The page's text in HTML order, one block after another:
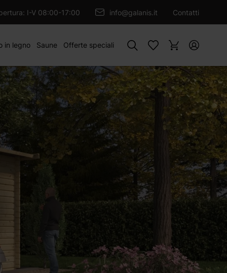
I-V 08:00-17:00 info@galanis.it
Contatti
Cercare
in legno Saune Offerte speciali